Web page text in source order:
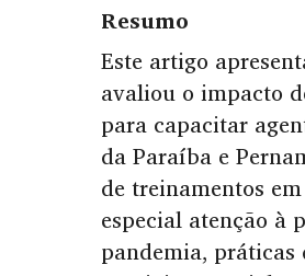
Resumo
Este artigo
avaliou o impacto
para capacitar
da Paraíba e
de treinamentos
especial atenção à
pandemia, práticas